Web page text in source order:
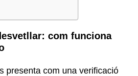
com funciona
presenta com una verificació